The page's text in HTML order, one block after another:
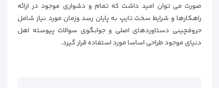
صورت می توان امید داشت که تمام و دشواری موجود در ارائه
راهکارها و شرایط سخت تایپ به پایان رسد وزمان مورد نیاز شامل
حروفچینی دستاوردهای اصلی و جوابگوی سوالات پیوسته اهل
دنیای موجود طراحی اساسا مورد استفاده قرار گیرد.